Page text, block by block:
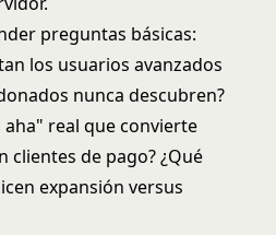
preguntas básicas:
los usuarios avanzados
nunca descubren?
real que convierte
clientes de pago? ¿Qué
expansión versus